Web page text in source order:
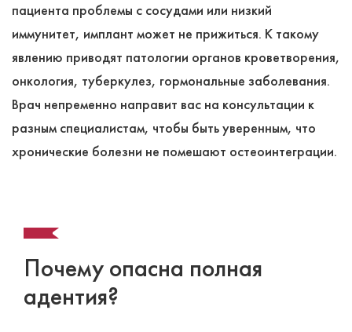
пациента проблемы с сосудами или низкий
иммунитет, имплант может не прижиться. К такому
явлению приводят патологии органов кроветворения,
онкология, туберкулез, гормональные заболевания.
Врач непременно направит вас на консультации к
разным специалистам, чтобы быть уверенным, что
хронические болезни не помешают остеоинтеграции.
Почему опасна полная
адентия?